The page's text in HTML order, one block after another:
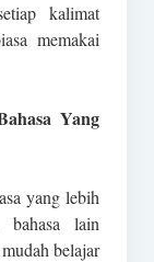
kalimat
memakai
Yang
yang lebih
lain
belajar